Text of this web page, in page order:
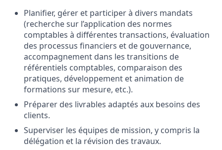
Planifier, gérer et participer à divers mandats
(recherche sur l’application des normes
comptables à différentes transactions, évaluation
des processus financiers et de gouvernance,
accompagnement dans les transitions de
référentiels comptables, comparaison des
pratiques, développement et animation de
formations sur mesure, etc.).
Préparer des livrables adaptés aux besoins des
clients.
Superviser les équipes de mission, y compris la
délégation et la révision des travaux.